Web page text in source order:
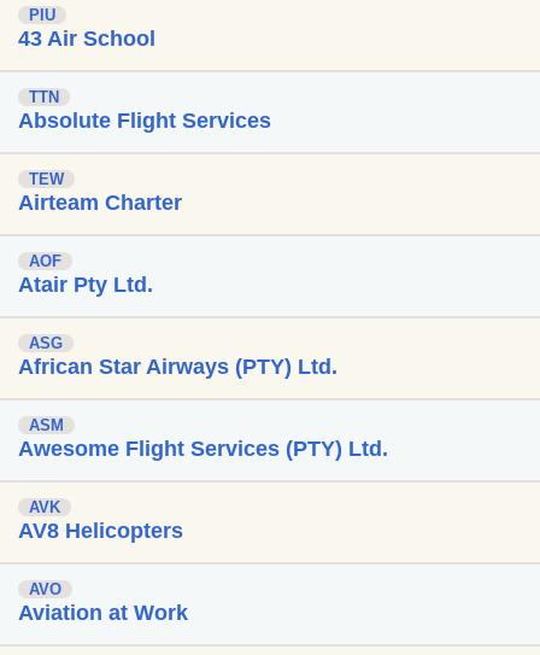
PIU
43 Air School
TTN
Absolute Flight Services
TEW
Airteam Charter
AOF
Atair Pty Ltd.
ASG
African Star Airways (PTY) Ltd.
ASM
Awesome Flight Services (PTY) Ltd.
AVK
AV8 Helicopters
AVO
Aviation at Work